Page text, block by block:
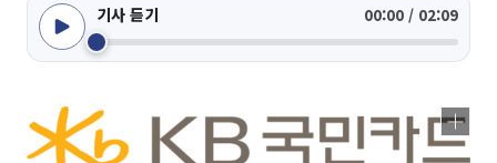
기사 듣기 00:00 / 02:09